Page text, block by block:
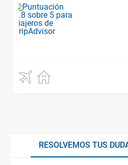
RESOLVEMOS TUS